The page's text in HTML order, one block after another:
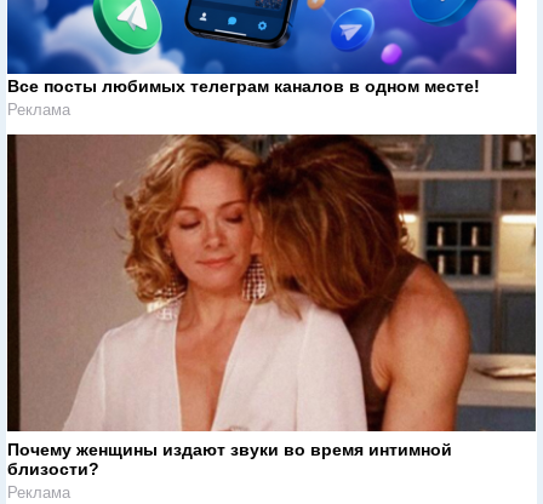
Все посты любимых телеграм каналов в одном месте!
Реклама
Почему женщины издают звуки во время интимной
близости?
Реклама